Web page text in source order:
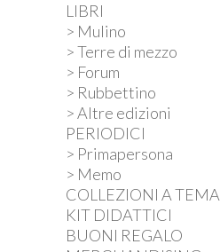
LIBRI
> Mulino
> Terre di mezzo
> Forum
> Rubbettino
> Altre edizioni
PERIODICI
> Primapersona
> Memo
COLLEZIONI A TEMA
KIT DIDATTICI
BUONI REGALO